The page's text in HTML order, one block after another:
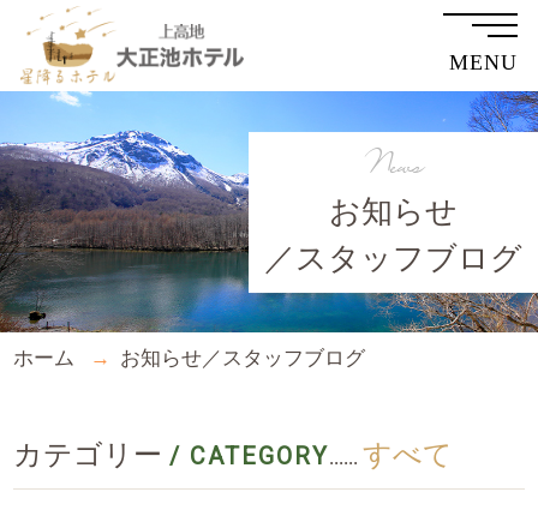
MENU
お知らせ
／スタッフブログ
News
ホーム お知らせ／スタッフブログ
カテゴリー / CATEGORY...... すべて